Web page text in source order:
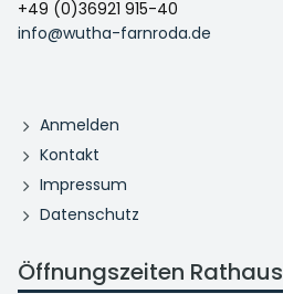
+49 (0)36921 915-40
info@wutha-farnroda.de
Anmelden
Kontakt
Impressum
Datenschutz
Öffnungszeiten Rathaus